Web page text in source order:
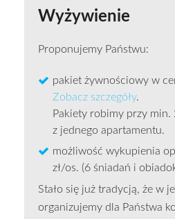
Wyżywienie
Proponujemy Państwu:
pakiet żywnościowy w
Zobacz szczegóły.
Pakiety robimy przy
z jednego apartamentu.
możliwość wykupienia
zł/os. (6 śniadań i
Stało się już tradycją, że w
organizujemy dla Państwa